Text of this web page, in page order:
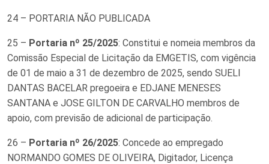
24 – PORTARIA NÃO PUBLICADA
25 – Portaria nº 25/2025: Constitui e nomeia membros da
Comissão Especial de Licitação da EMGETIS, com vigência
de 01 de maio a 31 de dezembro de 2025, sendo SUELI
DANTAS BACELAR pregoeira e EDJANE MENESES
SANTANA e JOSE GILTON DE CARVALHO membros de
apoio, com previsão de adicional de participação.
26 – Portaria nº 26/2025: Concede ao empregado
NORMANDO GOMES DE OLIVEIRA, Digitador, Licença